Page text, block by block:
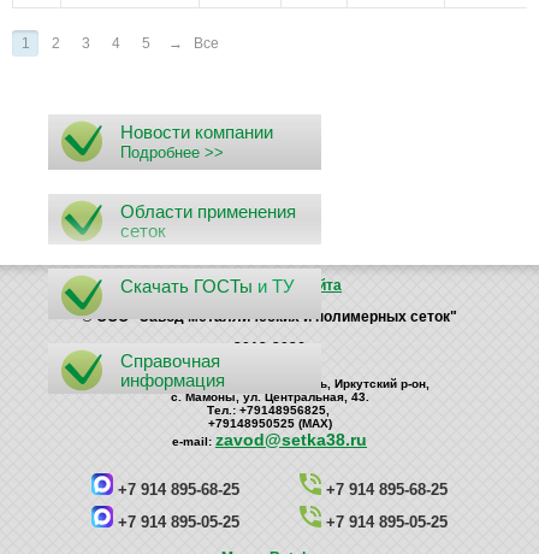
1 2 3 4 5 → Все
Новости компании
Подробнее >>
Области применения
сеток
Скачать ГОСТы и ТУ
Справочная
информация
Поиск
Карта сайта
© ООО "Завод металлических и полимерных сеток"
2012-2026
Россия, 664535, Иркутская область, Иркутский р-он,
с. Мамоны, ул. Центральная, 43.
Тел.: +79148956825,
+79148950525 (MAX)
е-mail: zavod@setka38.ru
+7 914 895-68-25
+7 914 895-68-25
+7 914 895-05-25
+7 914 895-05-25